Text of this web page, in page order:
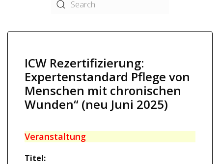
ICW Rezertifizierung:
Expertenstandard Pflege von
Menschen mit chronischen
Wunden“ (neu Juni 2025)
Veranstaltung
Titel: